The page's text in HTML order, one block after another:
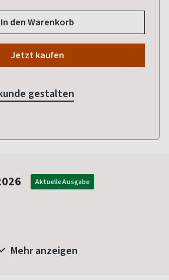
In den Warenkorb
Jetzt kaufen
gestalten
Aktuelle Ausgabe
Mehr anzeigen